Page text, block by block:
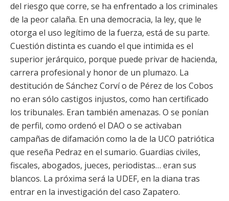
del riesgo que corre, se ha enfrentado a los criminales
de la peor calaña. En una democracia, la ley, que le
otorga el uso legítimo de la fuerza, está de su parte.
Cuestión distinta es cuando el que intimida es el
superior jerárquico, porque puede privar de hacienda,
carrera profesional y honor de un plumazo. La
destitución de Sánchez Corví o de Pérez de los Cobos
no eran sólo castigos injustos, como han certificado
los tribunales. Eran también amenazas. O se ponían
de perfil, como ordenó el DAO o se activaban
campañas de difamación como la de la UCO patriótica
que reseña Pedraz en el sumario. Guardias civiles,
fiscales, abogados, jueces, periodistas… eran sus
blancos. La próxima será la UDEF, en la diana tras
entrar en la investigación del caso Zapatero.